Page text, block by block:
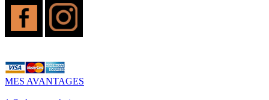
MES AVANTAGES